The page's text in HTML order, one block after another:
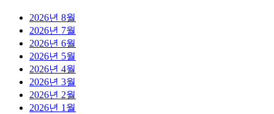
2026년 8월
2026년 7월
2026년 6월
2026년 5월
2026년 4월
2026년 3월
2026년 2월
2026년 1월